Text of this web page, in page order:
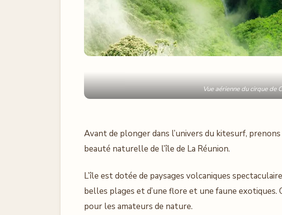
Vue aérienne du cirque de
Avant de plonger dans l’univers du kitesurf,
beauté naturelle de l’île de La Réunion.
L’île est dotée de paysages volcaniques
belles plages et d’une flore et une faune
pour les amateurs de nature.